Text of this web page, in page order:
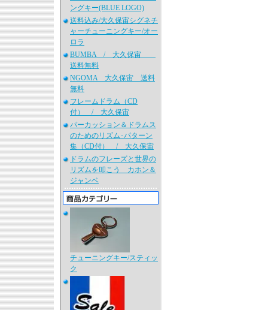
ングキー(BLUE LOGO)
送料込み/大久保宙シグネチ
ャーチューニングキー/オー
ロラ
BUMBA / 大久保宙
送料無料
NGOMA 大久保宙 送料
無料
フレームドラム（CD
付） / 大久保宙
パーカッション＆ドラムス
のためのリズム･パターン
集（CD付） / 大久保宙
ドラムのフレーズと世界の
リズムを叩こう カホン＆
ジャンベ
チューニングキー/スティッ
ク